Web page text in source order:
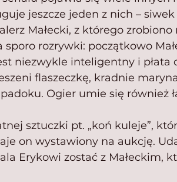
jeszcze jeden z nich –
Małecki, z którego zrobiono
rozrywki: początkowo
niezwykle inteligentny i płata
flaszeczkę, kradnie
Ogier umie się również
sztuczki pt. „koń kuleje”,
on wystawiony na aukcję.
Erykowi zostać z Małeckim,